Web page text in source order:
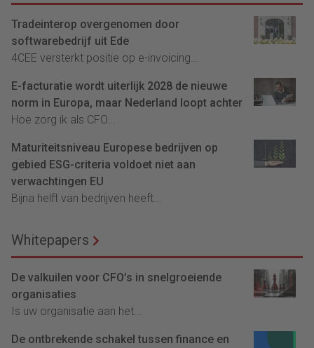
Tradeinterop overgenomen door
softwarebedrijf uit Ede
4CEE versterkt positie op e-invoicing...
E-facturatie wordt uiterlijk 2028 de nieuwe
norm in Europa, maar Nederland loopt achter
Hoe zorg ik als CFO...
Maturiteitsniveau Europese bedrijven op
gebied ESG-criteria voldoet niet aan
verwachtingen EU
Bijna helft van bedrijven heeft...
Whitepapers
De valkuilen voor CFO’s in snelgroeiende
organisaties
Is uw organisatie aan het...
De ontbrekende schakel tussen finance en